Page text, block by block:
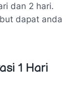
dan 2 hari.
dapat anda
1 Hari